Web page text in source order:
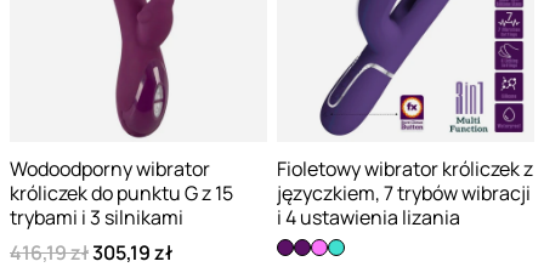
Wodoodporny wibrator
króliczek do punktu G z 15
trybami i 3 silnikami
416,19 zł305,19 zł
Fioletowy wibrator króliczek z
języczkiem, 7 trybów wibracji
i 4 ustawienia lizania